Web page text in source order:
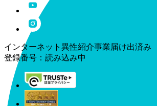
インターネット異性紹介事業届け出済み
登録番号： 読み込み中